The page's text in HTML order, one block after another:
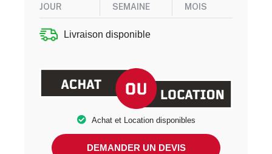
JOUR SEMAINE MOIS
Livraison disponible
Achat et Location disponibles
DEMANDER UN DEVIS